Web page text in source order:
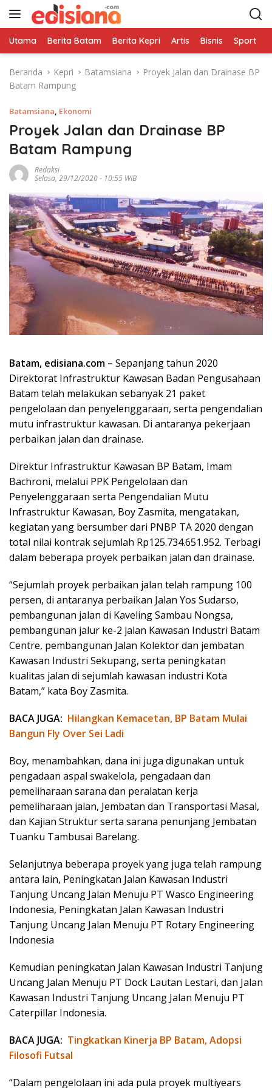
Utama Berita Batam Berita Kepri Artis Bisnis Sport
Beranda Kepri Batamsiana
Proyek Jalan dan Drainase BP
Batam Rampung
Batamsiana, Ekonomi
Proyek Jalan dan Drainase BP
Batam Rampung
Redaksi
Selasa, 29/12/2020 - 10:55 WIB
Batam, edisiana.com – Sepanjang tahun 2020
Direktorat Infrastruktur Kawasan Badan Pengusahaan
Batam telah melakukan sebanyak 21 paket
pengelolaan dan penyelenggaraan, serta pengendalian
mutu infrastruktur kawasan. Di antaranya pekerjaan
perbaikan jalan dan drainase.
Direktur Infrastruktur Kawasan BP Batam, Imam
Bachroni, melalui PPK Pengelolaan dan
Penyelenggaraan serta Pengendalian Mutu
Infrastruktur Kawasan, Boy Zasmita, mengatakan,
kegiatan yang bersumber dari PNBP TA 2020 dengan
total nilai kontrak sejumlah Rp125.734.651.952. Terbagi
dalam beberapa proyek perbaikan jalan dan drainase.
“Sejumlah proyek perbaikan jalan telah rampung 100
persen, di antaranya perbaikan Jalan Yos Sudarso,
pembangunan jalan di Kaveling Sambau Nongsa,
pembangunan jalur ke-2 jalan Kawasan Industri Batam
Centre, pembangunan Jalan Kolektor dan jembatan
Kawasan Industri Sekupang, serta peningkatan
kualitas jalan di sejumlah kawasan industri Kota
Batam,” kata Boy Zasmita.
BACA JUGA: Hilangkan Kemacetan, BP Batam Mulai
Bangun Fly Over Sei Ladi
Boy, menambahkan, dana ini juga digunakan untuk
pengadaan aspal swakelola, pengadaan dan
pemeliharaan sarana dan peralatan kerja
pemeliharaan jalan, Jembatan dan Transportasi Masal,
dan Kajian Struktur serta sarana penunjang Jembatan
Tuanku Tambusai Barelang.
Selanjutnya beberapa proyek yang juga telah rampung
antara lain, Peningkatan Jalan Kawasan Industri
Tanjung Uncang Jalan Menuju PT Wasco Engineering
Indonesia, Peningkatan Jalan Kawasan Industri
Tanjung Uncang Jalan Menuju PT Rotary Engineering
Indonesia
Kemudian peningkatan Jalan Kawasan Industri Tanjung
Uncang Jalan Menuju PT Dock Lautan Lestari, dan Jalan
Kawasan Industri Tanjung Uncang Jalan Menuju PT
Caterpillar Indonesia.
BACA JUGA: Tingkatkan Kinerja BP Batam, Adopsi
Filosofi Futsal
“Dalam pengelolaan ini ada pula proyek multiyears